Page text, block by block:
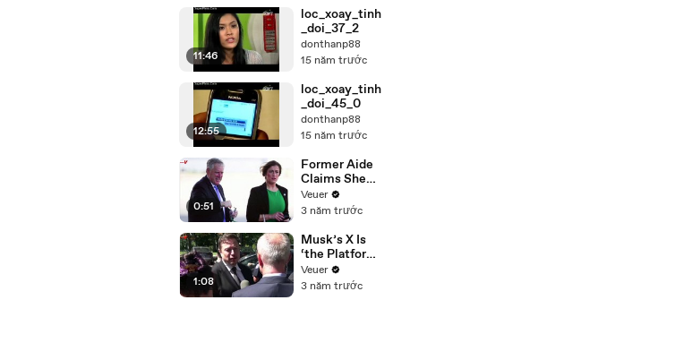
11:46
loc_xoay_tinh
_doi_37_2
donthanp88
15 năm trước
12:55
loc_xoay_tinh
_doi_45_0
donthanp88
15 năm trước
0:51
Former Aide
Claims She
Was Asked to
Make a ‘Hit
Trump
Veuer
3 năm trước
1:08
Musk’s X Is
‘the Platform
With the
Largest Ratio
Veuer
3 năm trước